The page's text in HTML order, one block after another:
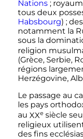
Nations ;
tous deux
Habsbourg) ;
notamment la
sous la
religion
(Grèce, Serbie,
régions
Herzégovine,
Le passage au
les pays
au XXe siècle
religieux
des fins